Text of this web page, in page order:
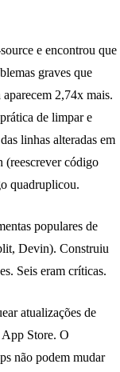
e encontrou que
graves que
2,74x mais.
de limpar e
linhas alteradas em
(reescrever código
quadruplicou.
populares de
Devin). Construiu
Seis eram críticas.
atualizações de
Store. O
não podem mudar